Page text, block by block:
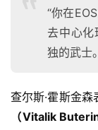
“你在
去中心化
独的武士
查尔斯·霍斯金森
（Vitalik